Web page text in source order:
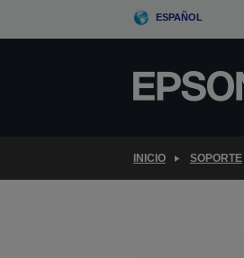
ESPAÑOL
INICIO SOPORTE